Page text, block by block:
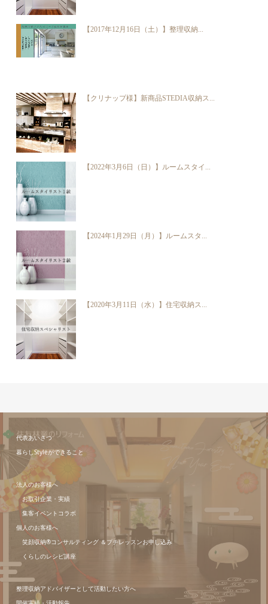
【2017年12月16日（土）】整理収納...
【クリナップ様】新商品STEDIA収納ス...
【2022年3月6日（日）】ルームスタイ...
【2024年1月29日（月）】ルームスタ...
【2020年3月11日（水）】住宅収納ス...
代表あいさつ
暮らしStyleができること
法人のお客様へ
お取引企業・実績
集客イベントコラボ
個人のお客様へ
笑顔収納®コンサルティング ＆プチレッスンお申し込み
くらしのレシピ講座
整理収納アドバイザーとして活動したい方へ